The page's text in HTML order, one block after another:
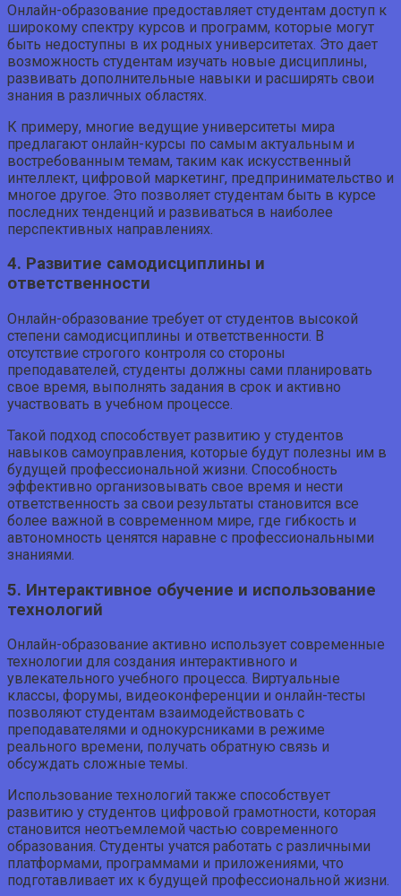
Онлайн-образование предоставляет студентам доступ к
широкому спектру курсов и программ, которые могут
быть недоступны в их родных университетах. Это дает
возможность студентам изучать новые дисциплины,
развивать дополнительные навыки и расширять свои
знания в различных областях.
К примеру, многие ведущие университеты мира
предлагают онлайн-курсы по самым актуальным и
востребованным темам, таким как искусственный
интеллект, цифровой маркетинг, предпринимательство и
многое другое. Это позволяет студентам быть в курсе
последних тенденций и развиваться в наиболее
перспективных направлениях.
4. Развитие самодисциплины и
ответственности
Онлайн-образование требует от студентов высокой
степени самодисциплины и ответственности. В
отсутствие строгого контроля со стороны
преподавателей, студенты должны сами планировать
свое время, выполнять задания в срок и активно
участвовать в учебном процессе.
Такой подход способствует развитию у студентов
навыков самоуправления, которые будут полезны им в
будущей профессиональной жизни. Способность
эффективно организовывать свое время и нести
ответственность за свои результаты становится все
более важной в современном мире, где гибкость и
автономность ценятся наравне с профессиональными
знаниями.
5. Интерактивное обучение и использование
технологий
Онлайн-образование активно использует современные
технологии для создания интерактивного и
увлекательного учебного процесса. Виртуальные
классы, форумы, видеоконференции и онлайн-тесты
позволяют студентам взаимодействовать с
преподавателями и однокурсниками в режиме
реального времени, получать обратную связь и
обсуждать сложные темы.
Использование технологий также способствует
развитию у студентов цифровой грамотности, которая
становится неотъемлемой частью современного
образования. Студенты учатся работать с различными
платформами, программами и приложениями, что
подготавливает их к будущей профессиональной жизни.